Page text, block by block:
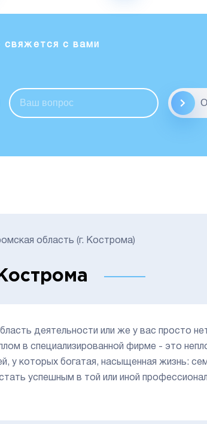
с вами
область (г. Кострома)
деятельности или же у вас просто
в специализированной фирме - это
у которых богатая, насыщенная жизнь:
успешным в той или иной